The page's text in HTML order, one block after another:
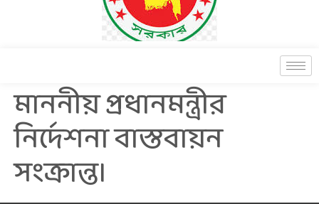
মাননীয় প্রধানমন্ত্রীর
নির্দেশনা বাস্তবায়ন
সংক্রান্ত।